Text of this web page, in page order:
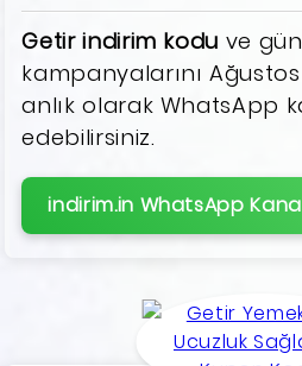
Getir indirim kodu ve
kampanyalarını
anlık olarak WhatsApp
edebilirsiniz.
indirim.in WhatsApp